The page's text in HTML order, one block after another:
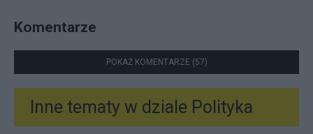
Komentarze
POKAŻ KOMENTARZE (57)
Inne tematy w dziale Polityka